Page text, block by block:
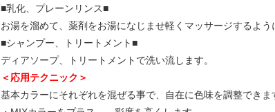
■乳化、プレーンリンス■
お湯を溜めて、薬剤をお湯になじませ軽くマッサージするよう
■シャンプー、トリートメント■
ディアソープ、トリートメントで洗い流します。
＜応用テクニック＞
基本カラーにそれぞれを混ぜる事で、自在に色味を調整できま